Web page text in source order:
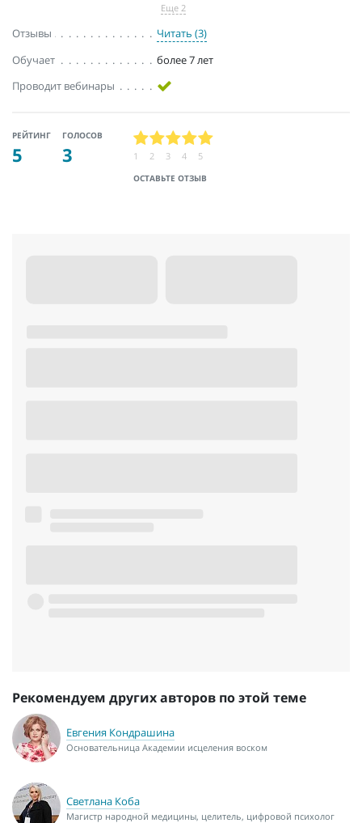
Еще 2
Отзывы
Читать (3)
Обучает
более 7 лет
Проводит вебинары
РЕЙТИНГ
5
ГОЛОСОВ
3
ОСТАВЬТЕ ОТЗЫВ
1 2 3 4 5
Рекомендуем других авторов по этой теме
Евгения Кондрашина
Основательница Академии исцеления воском
Светлана Коба
Магистр народной медицины, целитель, цифровой психолог